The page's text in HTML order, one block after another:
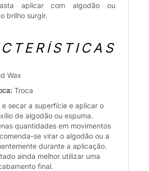
aplicar com algodão ou
brilho surgir.
Wax
Troca
e secar a superfície e aplicar o
de algodão ou espuma.
quantidades em movimentos
se virar o algodão ou a
durante a aplicação.
ainda melhor utilizar uma
final.